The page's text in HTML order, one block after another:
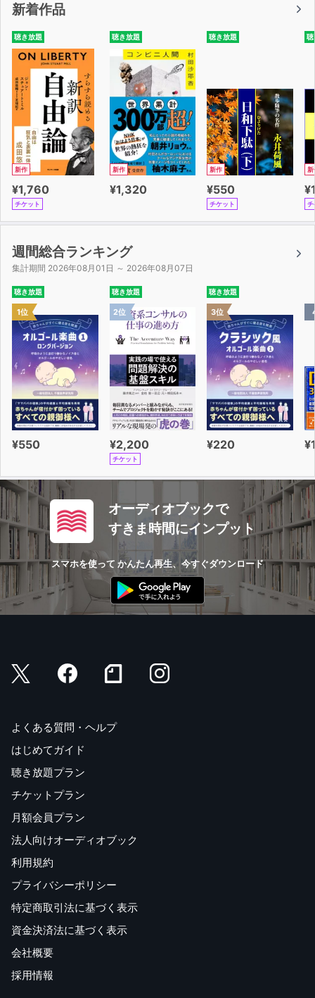
新着作品
聴き放題
新作
¥1,760
チケット
聴き放題
新作
¥1,320
聴き放題
新作
¥550
チケット
聴
新
チ
週間総合ランキング
集計期間 2026年08月01日 ～ 2026年08月07日
聴き放題
1位
¥550
聴き放題
2位
¥2,200
チケット
聴き放題
3位
¥220
オーディオブックで
すきま時間にインプット
スマホを使って かんたん再生、今すぐダウンロード
よくある質問・ヘルプ
はじめてガイド
聴き放題プラン
チケットプラン
月額会員プラン
法人向けオーディオブック
利用規約
プライバシーポリシー
特定商取引法に基づく表示
資金決済法に基づく表示
会社概要
採用情報